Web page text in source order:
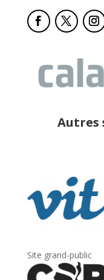
Autres
Site grand-public